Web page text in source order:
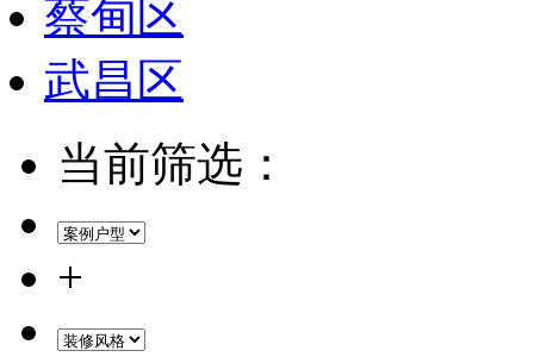
蔡甸区
武昌区
当前筛选：
+